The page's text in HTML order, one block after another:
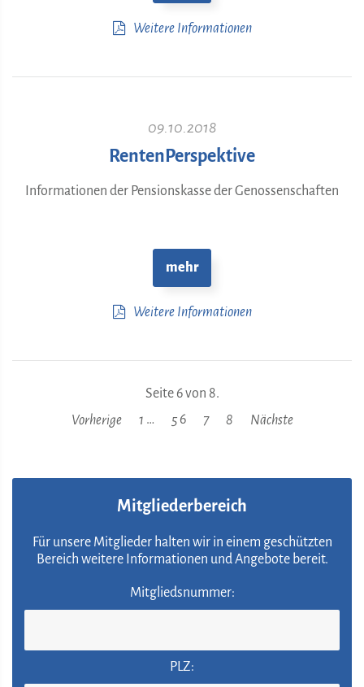
Weitere Informationen
09.10.2018
RentenPerspektive
Informationen der Pensionskasse der Genossenschaften
mehr
Weitere Informationen
Seite 6 von 8.
Vorherige
1 … 5 6 7 8 Nächste
Mitgliederbereich
Für unsere Mitglieder halten wir in einem geschützten
Bereich weitere Informationen und Angebote bereit.
Mitgliedsnummer:
PLZ: